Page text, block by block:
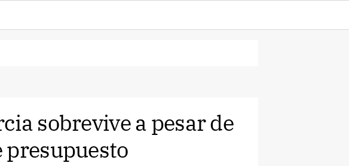
sobrevive a pesar de
presupuesto